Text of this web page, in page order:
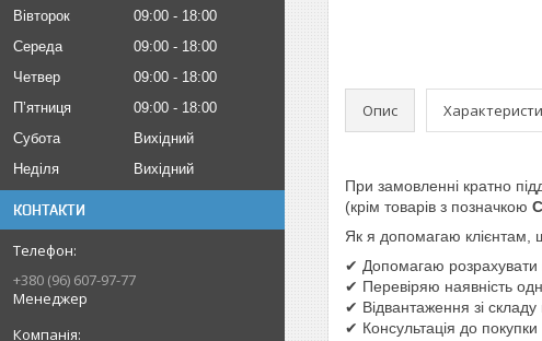
Вівторок
09:00
18:00
Середа
09:00
18:00
Четвер
09:00
18:00
Пʼятниця
09:00
18:00
Субота
Вихідний
Неділя
Вихідний
КОНТАКТИ
+380 (96) 607-97-77
Менеджер
Опис
При замовленні кратно
(крім товарів з позначкою
Як я допомагаю клієнтам,
✔ Допомагаю розрахувати
✔ Перевіряю наявність
✔ Відвантаження зі
✔ Консультація до покупки